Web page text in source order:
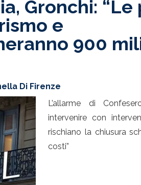
Gronchi:
e
900
Di Firenze
L’allarme di
intervenire con
rischiano la chiusura
costi”